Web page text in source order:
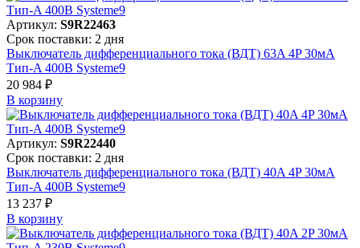
Артикул: S9R22463
Срок поставки: 2 дня
Выключатель дифференциального тока (ВДТ) 63A 4P 30мА
Тип-A 400В Systeme9
20 984 ₽
В корзинy
Артикул: S9R22440
Срок поставки: 2 дня
Выключатель дифференциального тока (ВДТ) 40A 4P 30мА
Тип-A 400В Systeme9
13 237 ₽
В корзинy